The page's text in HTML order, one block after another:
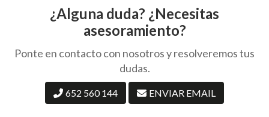
¿Alguna duda? ¿Necesitas
asesoramiento?
Ponte en contacto con nosotros y resolveremos tus
dudas.
652 560 144 ENVIAR EMAIL